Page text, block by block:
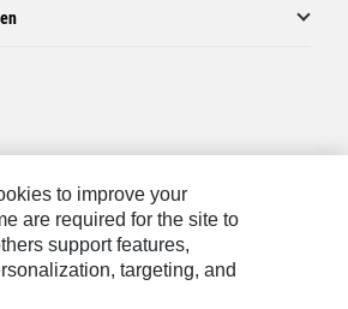
to improve your
are required for the site to
support features,
targeting, and